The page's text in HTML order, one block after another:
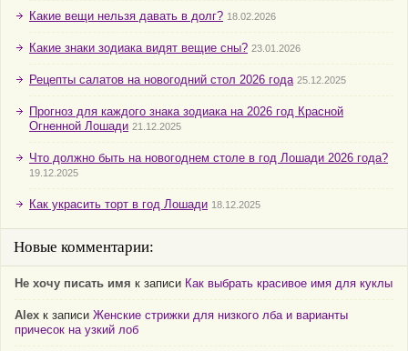
Какие вещи нельзя давать в долг? 18.02.2026
Какие знаки зодиака видят вещие сны? 23.01.2026
Рецепты салатов на новогодний стол 2026 года 25.12.2025
Прогноз для каждого знака зодиака на 2026 год Красной
Огненной Лошади 21.12.2025
Что должно быть на новогоднем столе в год Лошади 2026 года?
19.12.2025
Как украсить торт в год Лошади 18.12.2025
Новые комментарии:
Не хочу писать имя к записи Как выбрать красивое имя для куклы
Alex к записи Женские стрижки для низкого лба и варианты
причесок на узкий лоб